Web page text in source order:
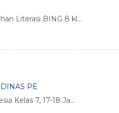
Literasi BING 8 kl...
PE
Kelas 7, 17-18 Ja...